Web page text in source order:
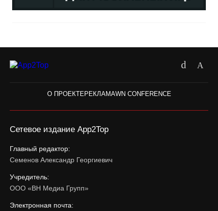
О ПРОЕКТЕРЕКЛАМАWN CONFERENCE
Сетевое издание App2Top
Главный редактор:
Семенов Александр Георгиевич
Учредитель:
ООО «ВН Медиа Групп»
Электронная почта: